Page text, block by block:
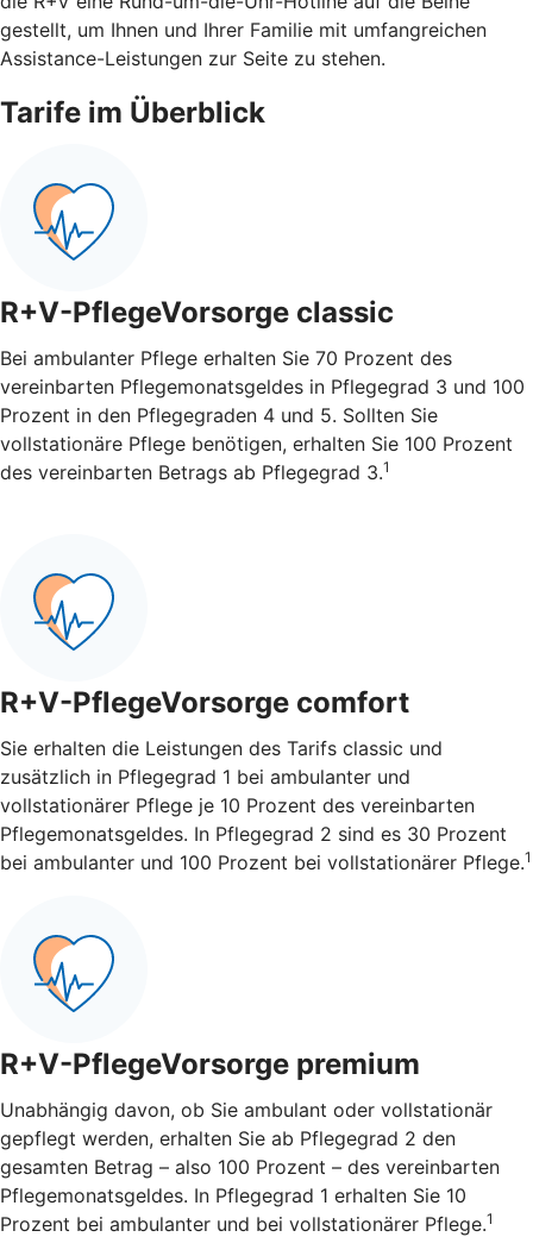
gestellt, um Ihnen und Ihrer Familie mit umfangreichen
Assistance-Leistungen zur Seite zu stehen.
Tarife im Überblick
R+V-PflegeVorsorge classic
Bei ambulanter Pflege erhalten Sie 70 Prozent des
vereinbarten Pflegemonatsgeldes in Pflegegrad 3 und 100
Prozent in den Pflegegraden 4 und 5. Sollten Sie
vollstationäre Pflege benötigen, erhalten Sie 100 Prozent
des vereinbarten Betrags ab Pflegegrad 3.1
R+V-PflegeVorsorge comfort
Sie erhalten die Leistungen des Tarifs classic und
zusätzlich in Pflegegrad 1 bei ambulanter und
vollstationärer Pflege je 10 Prozent des vereinbarten
Pflegemonatsgeldes. In Pflegegrad 2 sind es 30 Prozent
bei ambulanter und 100 Prozent bei vollstationärer Pflege.1
R+V-PflegeVorsorge premium
Unabhängig davon, ob Sie ambulant oder vollstationär
gepflegt werden, erhalten Sie ab Pflegegrad 2 den
gesamten Betrag – also 100 Prozent – des vereinbarten
Pflegemonatsgeldes. In Pflegegrad 1 erhalten Sie 10
Prozent bei ambulanter und bei vollstationärer Pflege.1